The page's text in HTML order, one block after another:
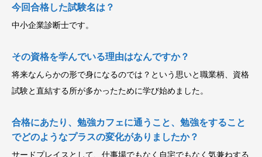
今回合格した試験名は？
中小企業診断士です。
その資格を学んでいる理由はなんですか？
将来なんらかの形で身になるのでは？という思いと職業柄、資格
試験と直結する所が多かったために学び始めました。
合格にあたり、勉強カフェに通うこと、勉強をすること
でどのようなプラスの変化がありましたか？
サードプレイスとして、仕事場でもなく自宅でもなく気兼ねする